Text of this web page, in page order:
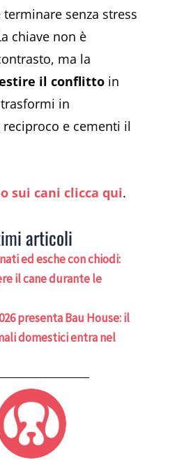
senza stress
chiave non è
ma la
il conflitto in
in
e cementi il
sui cani clicca qui.
articoli
ed esche con chiodi:
il cane durante le
presenta Bau House: il
domestici entra nel